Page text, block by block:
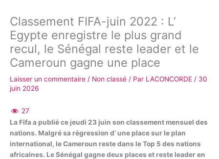
Classement FIFA-juin 2022 : L’
Egypte enregistre le plus grand
recul, le Sénégal reste leader et le
Cameroun gagne une place
Laisser un commentaire / Non classé / Par LACONCORDE / 30
juin 2026
27
La Fifa a publié ce jeudi 23 juin son classement mensuel des
nations. Malgré sa régression d’ une place sur le plan
international, le Cameroun reste dans le Top 5 des nations
africaines. Le Sénégal gagne deux places et reste leader en